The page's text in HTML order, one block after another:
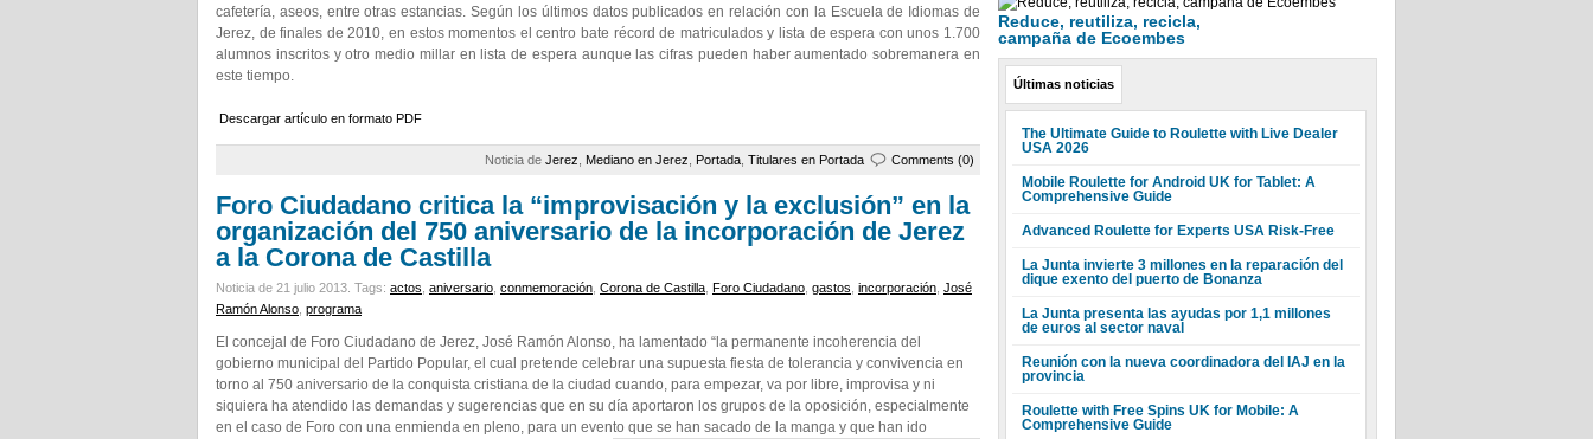
cafetería, aseos, entre otras estancias. Según los últimos datos publicados en relación con la Escuela de Idiomas de
Jerez, de finales de 2010, en estos momentos el centro bate récord de matriculados y lista de espera con unos 1.700
alumnos inscritos y otro medio millar en lista de espera aunque las cifras pueden haber aumentado sobremanera en
este tiempo.
Descargar artículo en formato PDF
Noticia de Jerez Mediano en Jerez Portada Titulares en Portada Comments (0)
Foro Ciudadano critica la “improvisación y la exclusión” en la
organización del 750 aniversario de la incorporación de Jerez
a la Corona de Castilla
Noticia de 21 julio 2013. Tags: actos aniversario conmemoración Corona de Castilla Foro Ciudadano gastos incorporación José
Ramón Alonso programa
El concejal de Foro Ciudadano de Jerez, José Ramón Alonso, ha lamentado “la permanente incoherencia del
gobierno municipal del Partido Popular, el cual pretende celebrar una supuesta fiesta de tolerancia y convivencia en
torno al 750 aniversario de la conquista cristiana de la ciudad cuando, para empezar, va por libre, improvisa y ni
siquiera ha atendido las demandas y sugerencias que en su día aportaron los grupos de la oposición, especialmente
en el caso de Foro con una enmienda en pleno, para un evento que se han sacado de la manga y que han ido
Reduce, reutiliza, recicla,
campaña de Ecoembes
Últimas noticias
The Ultimate Guide to Roulette with Live Dealer
USA 2026
Mobile Roulette for Android UK for Tablet: A
Comprehensive Guide
Advanced Roulette for Experts USA Risk-Free
La Junta invierte 3 millones en la reparación del
dique exento del puerto de Bonanza
La Junta presenta las ayudas por 1,1 millones
de euros al sector naval
Reunión con la nueva coordinadora del IAJ en la
provincia
Roulette with Free Spins UK for Mobile: A
Comprehensive Guide